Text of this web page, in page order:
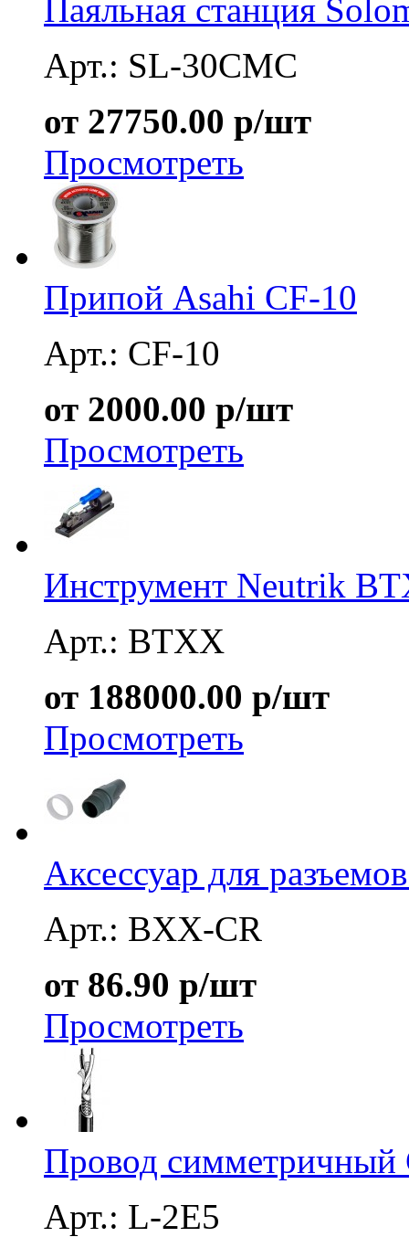
Паяльная станция
Арт.: SL-30CMC
от 27750.00 р/шт
Просмотреть
Припой Asahi CF-10
Арт.: CF-10
от 2000.00 р/шт
Просмотреть
Инструмент Neutrik
Арт.: BTXX
от 188000.00 р/шт
Просмотреть
Аксессуар для
Арт.: BXX-CR
от 86.90 р/шт
Просмотреть
Провод симметричный
Арт.: L-2E5